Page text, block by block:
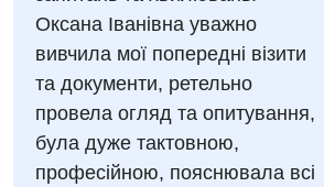
Видео
Эндоскопическое отделение
Для взрослых
Акушерство и гинекология
Национальный скрининг здоровья 40+
Украинский
Оксана Іванівна уважно
вивчила мої попередні візити
та документи, ретельно
провела огляд та опитування,
була дуже тактовною,
професійною, пояснювала всі